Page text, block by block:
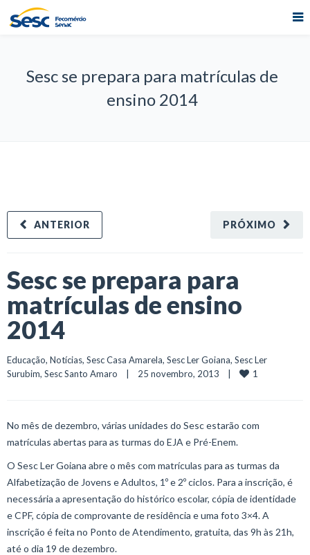
Sesc se prepara para matrículas de
ensino 2014
PRÓXIMO
ANTERIOR
Sesc se prepara para
matrículas de ensino
2014
Educação, Notícias, Sesc Casa Amarela, Sesc Ler Goiana, Sesc Ler
Surubim, Sesc Santo Amaro
    |    25 novembro, 2013    |
1
No mês de dezembro, várias unidades do Sesc estarão com
matrículas abertas para as turmas do EJA e Pré-Enem.
O Sesc Ler Goiana abre o mês com matrículas para as turmas da
Alfabetização de Jovens e Adultos, 1º e 2º ciclos. Para a inscrição, é
necessária a apresentação do histórico escolar, cópia de identidade
e CPF, cópia de comprovante de residência e uma foto 3×4. A
inscrição é feita no Ponto de Atendimento, gratuita, das 9h às 21h,
até o dia 19 de dezembro.